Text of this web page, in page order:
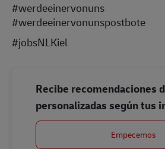
#werdeeinervonuns
#werdeeinervonunspostbote
#jobsNLKiel
Recibe recomendaciones
personalizadas según tus
Empecemos